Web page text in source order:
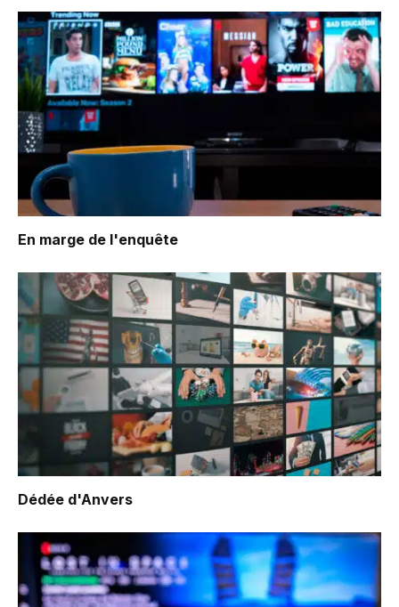
En marge de l'enquête
Dédée d'Anvers